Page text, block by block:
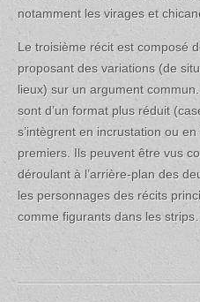
notamment les virages et
Le troisième récit est composé
proposant des variations (de
lieux) sur un argument
sont d’un format plus réduit
s’intègrent en incrustation ou
premiers. Ils peuvent être vus
déroulant à l’arrière-plan des
les personnages des récits
comme figurants dans les strips…